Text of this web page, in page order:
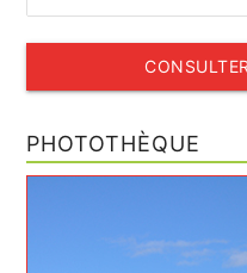
PHOTOTHÈQUE